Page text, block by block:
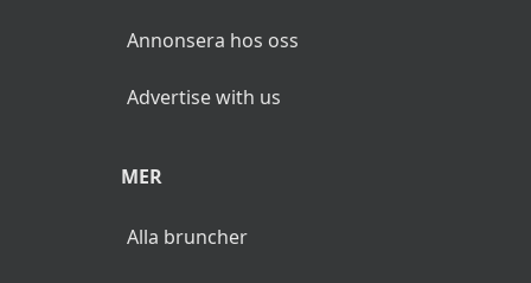
Annonsera hos oss
Advertise with us
MER
Alla bruncher